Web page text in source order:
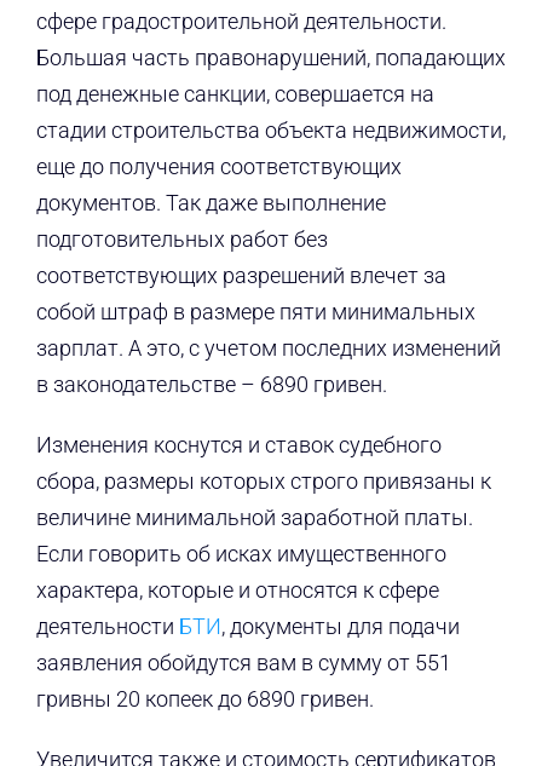
сфере градостроительной деятельности.
Большая часть правонарушений, попадающих
под денежные санкции, совершается на
стадии строительства объекта недвижимости,
еще до получения соответствующих
документов. Так даже выполнение
подготовительных работ без
соответствующих разрешений влечет за
собой штраф в размере пяти минимальных
зарплат. А это, с учетом последних изменений
в законодательстве – 6890 гривен.
Изменения коснутся и ставок судебного
сбора, размеры которых строго привязаны к
величине минимальной заработной платы.
Если говорить об исках имущественного
характера, которые и относятся к сфере
деятельности БТИ, документы для подачи
заявления обойдутся вам в сумму от 551
гривны 20 копеек до 6890 гривен.
Увеличится также и стоимость сертификатов